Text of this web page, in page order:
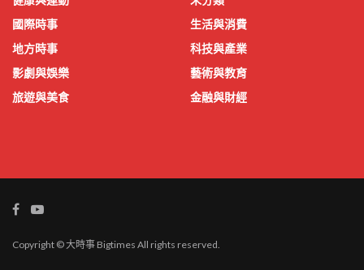
國際時事
地方時事
影劇與娛樂
旅遊與美食
生活與消費
科技與產業
藝術與教育
金融與財經
Copyright © 大時事 Bigtimes All rights reserved.